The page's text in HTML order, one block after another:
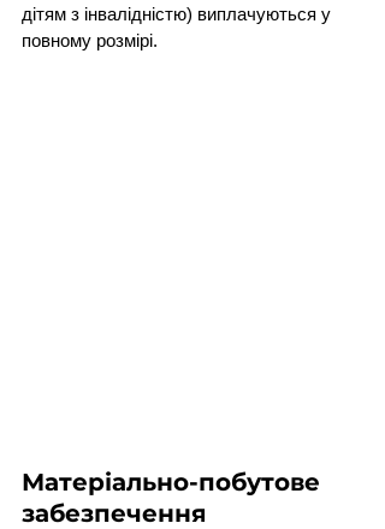
дітям з інвалідністю) виплачуються у
повному розмірі.
Матеріально-побутове
забезпечення